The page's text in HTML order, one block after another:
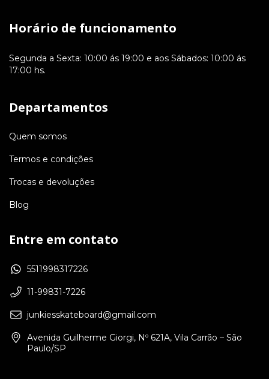
Horário de funcionamento
Segunda a Sexta: 10:00 ás 19:00 e aos Sábados: 10:00 ás
17:00 hs.
Departamentos
Quem somos
Termos e condições
Trocas e devoluções
Blog
Entre em contato
5511998317226
11-99831-7226
junkiesskateboard@gmail.com
Avenida Guilherme Giorgi, Nº 621A, Vila Carrão – São
Paulo/SP